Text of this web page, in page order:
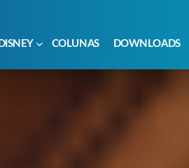
COLUNAS DOWNLOADS